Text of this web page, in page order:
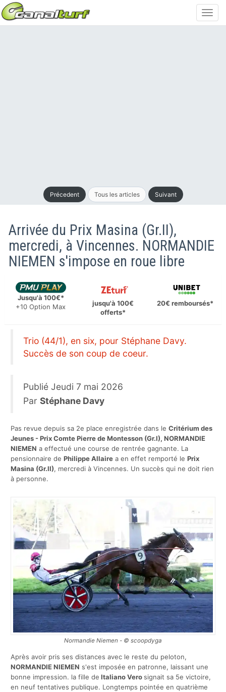
Précedent Tous les articles Suivant
Arrivée du Prix Masina (Gr.II),
mercredi, à Vincennes. NORMANDIE
NIEMEN s'impose en roue libre
Jusqu'à 100€*
+10 Option Max
jusqu'à 100€
offerts*
20€ remboursés*
Trio (44/1), en six, pour Stéphane Davy.
Succès de son coup de coeur.
Publié Jeudi 7 mai 2026
Par Stéphane Davy
Pas revue depuis sa 2e place enregistrée dans le Critérium des
Jeunes - Prix Comte Pierre de Montesson (Gr.I), NORMANDIE
NIEMEN a effectué une course de rentrée gagnante. La
pensionnaire de Philippe Allaire a en effet remporté le Prix
Masina (Gr.II), mercredi à Vincennes. Un succès qui ne doit rien
à personne.
Normandie Niemen - © scoopdyga
Après avoir pris ses distances avec le reste du peloton,
NORMANDIE NIEMEN s'est imposée en patronne, laissant une
bonne impression. la fille de Italiano Verosignait sa 5e victoire,
en neuf tentatives publique. Longtemps pointée en quatrième